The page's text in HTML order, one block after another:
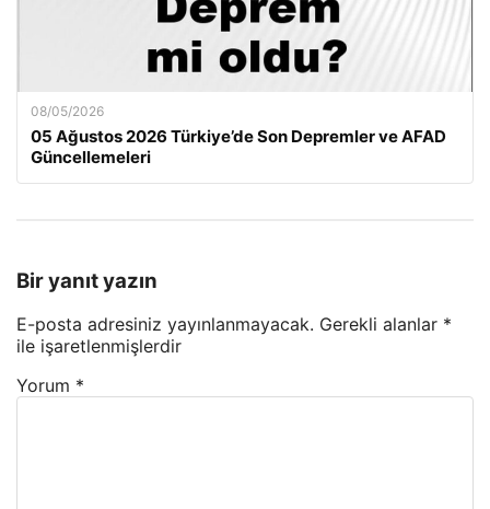
08/05/2026
05 Ağustos 2026 Türkiye’de Son Depremler ve AFAD
Güncellemeleri
Bir yanıt yazın
E-posta adresiniz yayınlanmayacak. Gerekli alanlar *
ile işaretlenmişlerdir
Yorum *